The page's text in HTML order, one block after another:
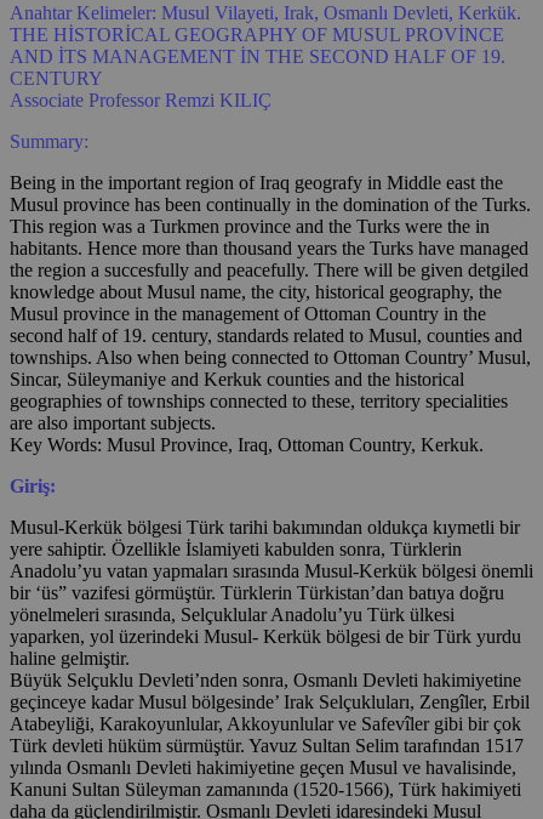
Anahtar Kelimeler: Musul Vilayeti, Irak, Osmanlı Devleti, Kerkük.
THE HİSTORİCAL GEOGRAPHY OF MUSUL PROVİNCE
AND İTS MANAGEMENT İN THE SECOND HALF OF 19.
CENTURY
Associate Professor Remzi KILIÇ
Summary:
Being in the important region of Iraq geografy in Middle east the
Musul province has been continually in the domination of the Turks.
This region was a Turkmen province and the Turks were the in
habitants. Hence more than thousand years the Turks have managed
the region a succesfully and peacefully. There will be given detgiled
knowledge about Musul name, the city, historical geography, the
Musul province in the management of Ottoman Country in the
second half of 19. century, standards related to Musul, counties and
townships. Also when being connected to Ottoman Country’ Musul,
Sincar, Süleymaniye and Kerkuk counties and the historical
geographies of townships connected to these, territory specialities
are also important subjects.
Key Words: Musul Province, Iraq, Ottoman Country, Kerkuk.
Giriş:
Musul-Kerkük bölgesi Türk tarihi bakımından oldukça kıymetli bir
yere sahiptir. Özellikle İslamiyeti kabulden sonra, Türklerin
Anadolu’yu vatan yapmaları sırasında Musul-Kerkük bölgesi önemli
bir ‘üs” vazifesi görmüştür. Türklerin Türkistan’dan batıya doğru
yönelmeleri sırasında, Selçuklular Anadolu’yu Türk ülkesi
yaparken, yol üzerindeki Musul- Kerkük bölgesi de bir Türk yurdu
haline gelmiştir.
Büyük Selçuklu Devleti’nden sonra, Osmanlı Devleti hakimiyetine
geçinceye kadar Musul bölgesinde’ Irak Selçukluları, Zengîler, Erbil
Atabeyliği, Karakoyunlular, Akkoyunlular ve Safevîler gibi bir çok
Türk devleti hüküm sürmüştür. Yavuz Sultan Selim tarafından 1517
yılında Osmanlı Devleti hakimiyetine geçen Musul ve havalisinde,
Kanuni Sultan Süleyman zamanında (1520-1566), Türk hakimiyeti
daha da güçlendirilmiştir. Osmanlı Devleti idaresindeki Musul